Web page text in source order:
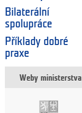
Bilaterální
spolupráce
Příklady dobré
praxe
Weby ministerstva